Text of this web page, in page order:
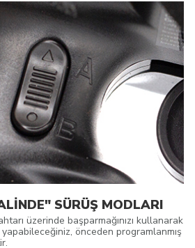
SÜRÜŞ MODLARI
üzerinde başparmağınızı kullanarak
önceden programlanmış